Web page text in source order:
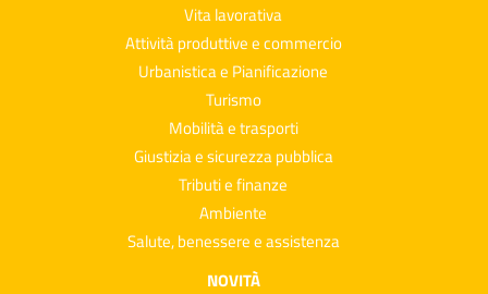
Vita lavorativa
Attività produttive e commercio
Urbanistica e Pianificazione
Turismo
Mobilità e trasporti
Giustizia e sicurezza pubblica
Tributi e finanze
Ambiente
Salute, benessere e assistenza
NOVITÀ